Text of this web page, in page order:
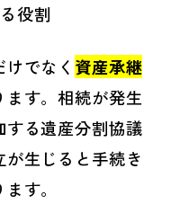
役割
でなく 資産承継
ます。相続が発生
する遺産分割協議
生じると手続き
す。